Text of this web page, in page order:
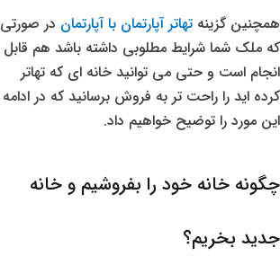
همچنین گزینه تهاتر آپارتمان با آپارتمان در صورتی
که ملک شما شرایط مطلوبی داشته باشد هم قابل
انجام است و حتی می توانید خانه ای که تهاتر
کرده اید را راحت تر به فروش برسانید که در ادامه
این مورد را توضیح خواهیم داد.
چگونه خانه خود را بفروشیم و خانه
جدید بخریم؟